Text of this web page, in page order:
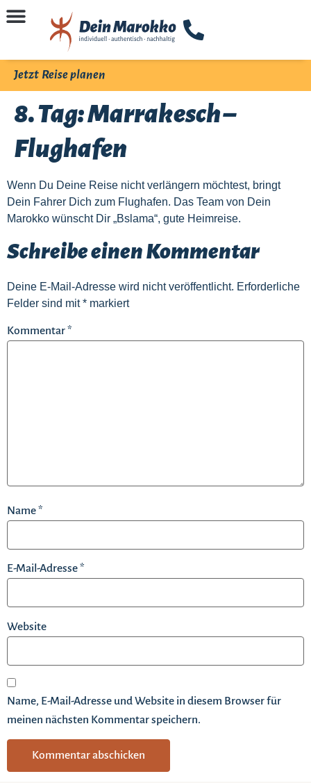
Jetzt Reise planen
8. Tag: Marrakesch –
Flughafen
Wenn Du Deine Reise nicht verlängern möchtest, bringt
Dein Fahrer Dich zum Flughafen. Das Team von Dein
Marokko wünscht Dir „Bslama“, gute Heimreise.
Schreibe einen Kommentar
Deine E-Mail-Adresse wird nicht veröffentlicht. Erforderliche
Felder sind mit* markiert
Kommentar*
Name*
E-Mail-Adresse*
Website
Name, E-Mail-Adresse und Website in diesem Browser für
meinen nächsten Kommentar speichern.